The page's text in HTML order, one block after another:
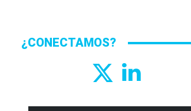
¿CONECTAMOS?